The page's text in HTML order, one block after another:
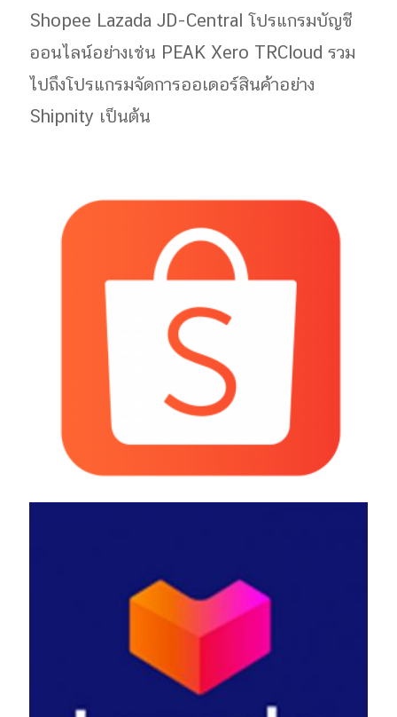
Shopee Lazada JD-Central โปรแกรมบัญชี
ออนไลน์อย่างเช่น PEAK Xero TRCloud รวม
ไปถึงโปรแกรมจัดการออเดอร์สินค้าอย่าง
Shipnity เป็นต้น